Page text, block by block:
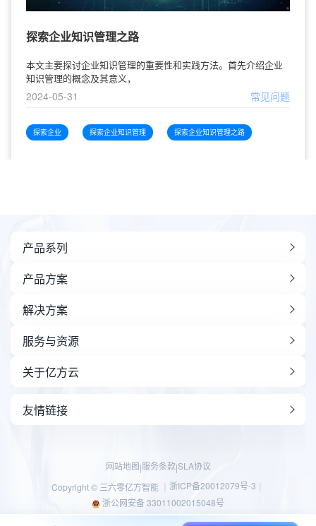
探索企业知识管理之路
本文主要探讨企业知识管理的重要性和实践方法。首先介绍企业
知识管理的概念及其意义，
2024-05-31 常见问题
探索企业 探索企业知识管理 探索企业知识管理之路
产品系列
产品方案
解决方案
服务与资源
关于亿方云
友情链接
网站地图|服务条款|SLA协议
Copyright © 三六零亿方智能 ｜ 浙ICP备20012079号-3
浙公网安备 33011002015048号